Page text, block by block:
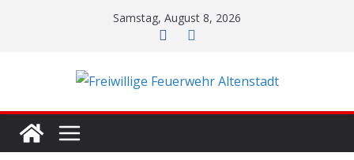
Samstag, August 8, 2026